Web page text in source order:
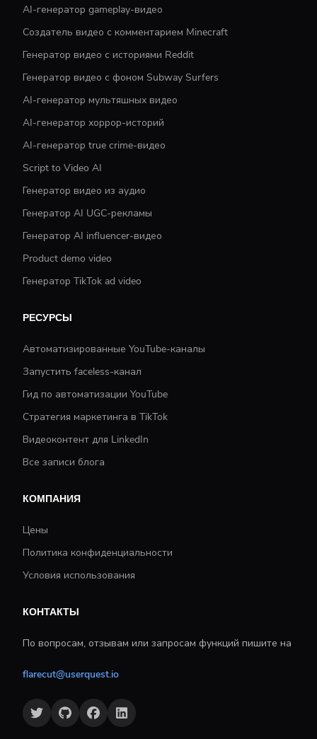
AI-генератор gameplay-видео
Создатель видео с комментарием Minecraft
Генератор видео с историями Reddit
Генератор видео с фоном Subway Surfers
AI-генератор мультяшных видео
AI-генератор хоррор-историй
AI-генератор true crime-видео
Script to Video AI
Генератор видео из аудио
Генератор AI UGC-рекламы
Генератор AI influencer-видео
Product demo video
Генератор TikTok ad video
РЕСУРСЫ
Автоматизированные YouTube-каналы
Запустить faceless-канал
Гид по автоматизации YouTube
Стратегия маркетинга в TikTok
Видеоконтент для LinkedIn
Все записи блога
КОМПАНИЯ
Цены
Политика конфиденциальности
Условия использования
КОНТАКТЫ
По вопросам, отзывам или запросам функций пишите на
flarecut@userquest.io